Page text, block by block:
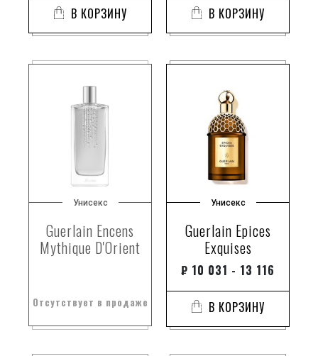
В КОРЗИНУ В КОРЗИНУ
Унисекс
Guerlain Encens
Mythique D'Orient
Отсутствует в продаже
Унисекс
Guerlain Epices
Exquises
₽ 10 031 - 13 116
В КОРЗИНУ